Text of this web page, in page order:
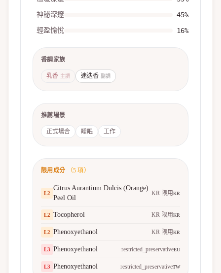
神秘深邃 45%
輕盈愉悅 16%
香調家族
乳香 主調 迷迭香 副調
推薦場景
正式場合 睡眠 工作
限用成分 （5 項）
L2
Citrus Aurantium Dulcis (Orange)
Peel Oil
KR 限用KR
L2 Tocopherol KR 限用KR
L2 Phenoxyethanol KR 限用KR
L3 Phenoxyethanol restricted_preservativeEU
L3 Phenoxyethanol restricted_preservativeTW